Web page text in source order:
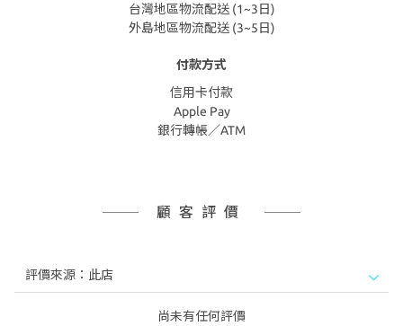
台灣地區物流配送 (1~3日)
外島地區物流配送 (3~5日)
付款方式
信用卡付款
Apple Pay
銀行轉帳／ATM
顧客評價
尚未有任何評價